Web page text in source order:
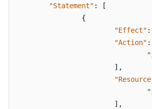
"Statement" :
[
{
"Effect" :
"Action" :
] ,
] ,